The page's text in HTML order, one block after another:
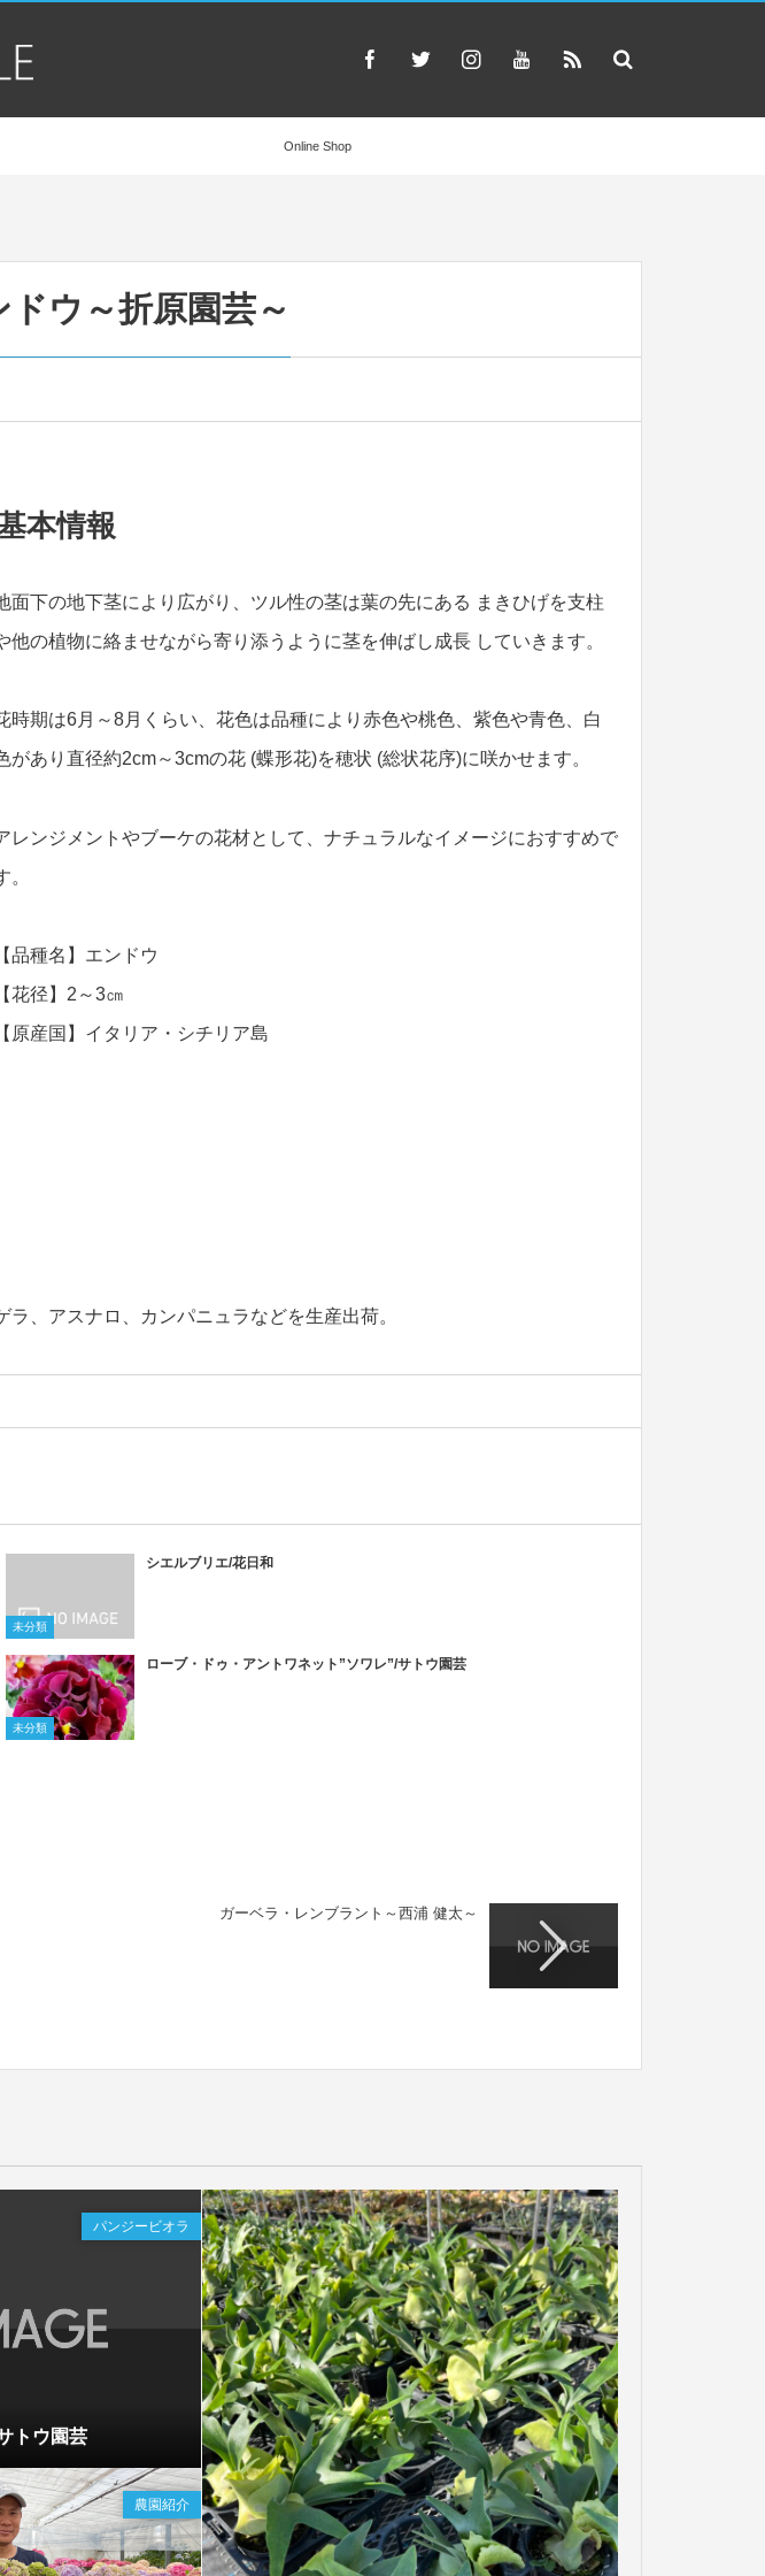
Online Shop
ウ～折原園芸～
本情報
面下の地下茎により広がり、ツル性の茎は葉の先にある まきひげを支柱
他の植物に絡ませながら寄り添うように茎を伸ばし成長 していきます。
時期は6月～8月くらい、花色は品種により赤色や桃色、紫色や青色、白
があり直径約2cm～3cmの花 (蝶形花)を穂状 (総状花序)に咲かせます。
レンジメントやブーケの花材として、ナチュラルなイメージにおすすめで
。
【品種名】エンドウ
【花径】2～3㎝
【原産国】イタリア・シチリア島
、アスナロ、カンパニュラなどを生産出荷。
未分類
シエルブリエ/花日和
未分類
ローブ・ドゥ・アントワネット”ソワレ”/サトウ園芸
ガーベラ・レンブラント～西浦 健太～
トウ園芸
パンジービオラ
農園紹介